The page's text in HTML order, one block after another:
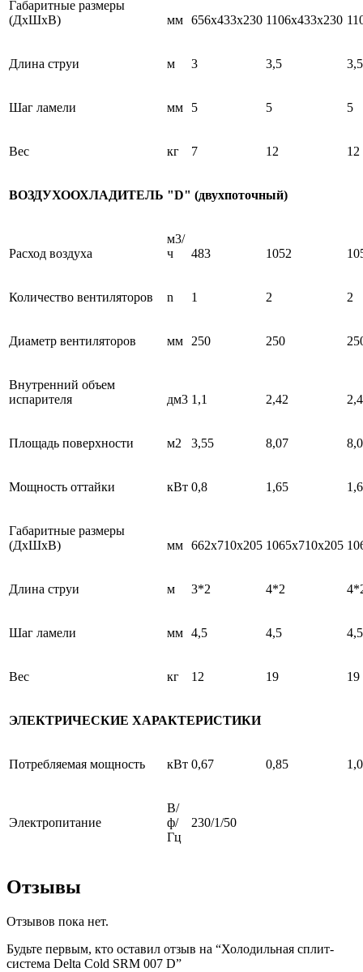
Габаритные размеры
(ДхШхВ)
мм 656x433x230 1106x433x230
Длина струи м 3 3,5 3,5
Шаг ламели мм 5 5 5
Вес кг 7 12 12
ВОЗДУХООХЛАДИТЕЛЬ "D" (двухпоточный)
Расход воздуха
м3/
ч
483 1052
Количество вентиляторов n 1 2 2
Диаметр вентиляторов мм 250 250
Внутренний объем
испарителя
дм3 1,1 2,42
Площадь поверхности м2 3,55 8,07
Мощность оттайки кВт 0,8 1,65
Габаритные размеры
(ДхШхВ)
мм 662x710x205 1065x710x205
Длина струи м 3*2 4*2
Шаг ламели мм 4,5 4,5 4,5
Вес кг 12 19 19
ЭЛЕКТРИЧЕСКИЕ ХАРАКТЕРИСТИКИ
Потребляемая мощность кВт 0,67 0,85
Электропитание
В/
ф/
Гц
230/1/50
Отзывы
Отзывов пока нет.
Будьте первым, кто оставил отзыв на “Холодильная сплит-
система Delta Cold SRM 007 D”